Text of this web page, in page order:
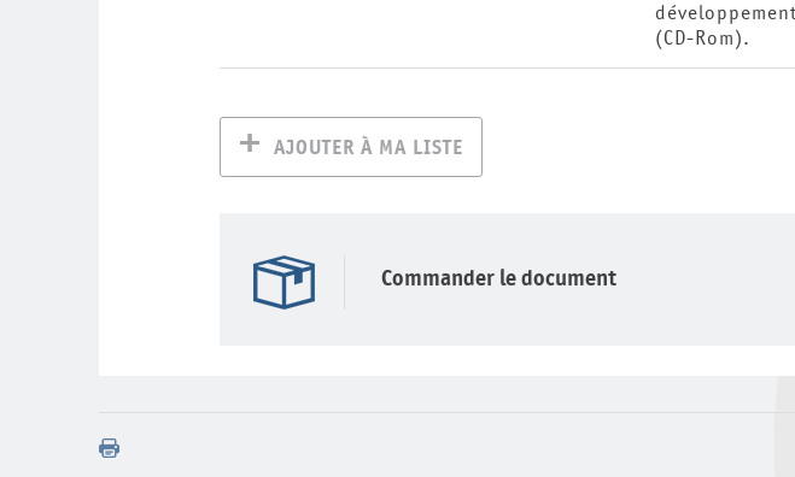
(CD-Rom).
AJOUTER À MA LISTE
Commander le document